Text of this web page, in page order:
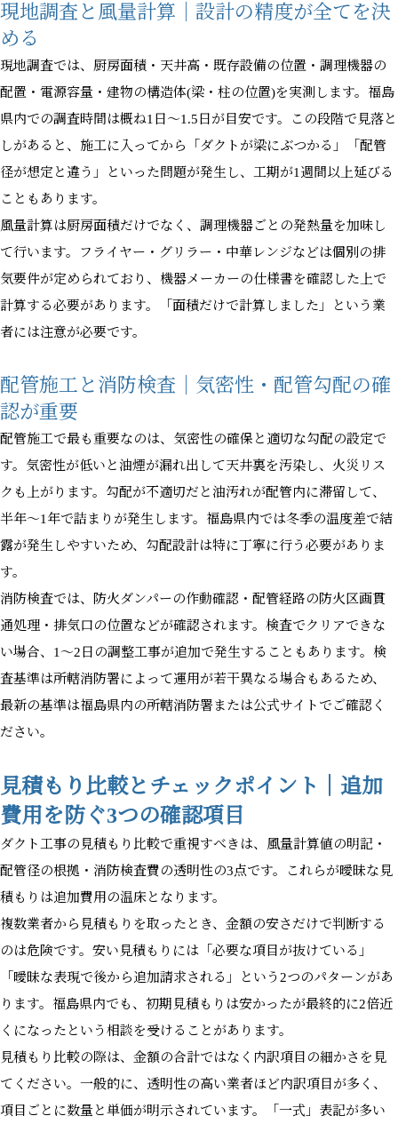
現地調査と風量計算｜設計の精度が全てを決
める
現地調査では、厨房面積・天井高・既存設備の位置・調理機器の
配置・電源容量・建物の構造体(梁・柱の位置)を実測します。福島
県内での調査時間は概ね1日〜1.5日が目安です。この段階で見落と
しがあると、施工に入ってから「ダクトが梁にぶつかる」「配管
径が想定と違う」といった問題が発生し、工期が1週間以上延びる
こともあります。
風量計算は厨房面積だけでなく、調理機器ごとの発熱量を加味し
て行います。フライヤー・グリラー・中華レンジなどは個別の排
気要件が定められており、機器メーカーの仕様書を確認した上で
計算する必要があります。「面積だけで計算しました」という業
者には注意が必要です。
配管施工と消防検査｜気密性・配管勾配の確
認が重要
配管施工で最も重要なのは、気密性の確保と適切な勾配の設定で
す。気密性が低いと油煙が漏れ出して天井裏を汚染し、火災リス
クも上がります。勾配が不適切だと油汚れが配管内に滞留して、
半年〜1年で詰まりが発生します。福島県内では冬季の温度差で結
露が発生しやすいため、勾配設計は特に丁寧に行う必要がありま
す。
消防検査では、防火ダンパーの作動確認・配管経路の防火区画貫
通処理・排気口の位置などが確認されます。検査でクリアできな
い場合、1〜2日の調整工事が追加で発生することもあります。検
査基準は所轄消防署によって運用が若干異なる場合もあるため、
最新の基準は福島県内の所轄消防署または公式サイトでご確認く
ださい。
見積もり比較とチェックポイント｜追加
費用を防ぐ3つの確認項目
ダクト工事の見積もり比較で重視すべきは、風量計算値の明記・
配管径の根拠・消防検査費の透明性の3点です。これらが曖昧な見
積もりは追加費用の温床となります。
複数業者から見積もりを取ったとき、金額の安さだけで判断する
のは危険です。安い見積もりには「必要な項目が抜けている」
「曖昧な表現で後から追加請求される」という2つのパターンがあ
ります。福島県内でも、初期見積もりは安かったが最終的に2倍近
くになったという相談を受けることがあります。
見積もり比較の際は、金額の合計ではなく内訳項目の細かさを見
てください。一般的に、透明性の高い業者ほど内訳項目が多く、
項目ごとに数量と単価が明示されています。「一式」表記が多い